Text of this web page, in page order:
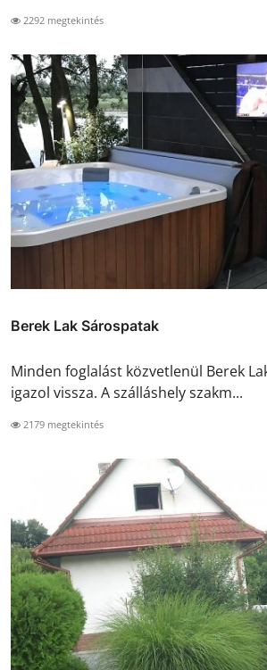
2292 megtekintés
Berek Lak Sárospatak
Minden foglalást közvetlenül Berek
igazol vissza. A szálláshely szakm...
2179 megtekintés